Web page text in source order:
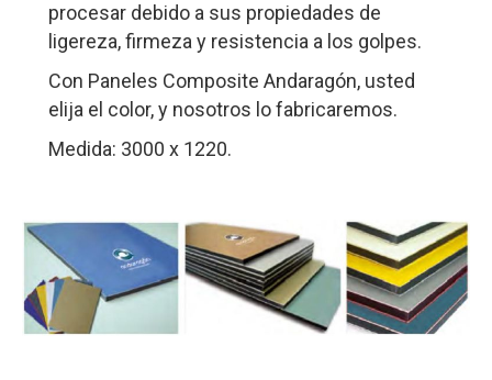
procesar debido a sus propiedades de
ligereza, firmeza y resistencia a los golpes.
Con Paneles Composite Andaragón, usted
elija el color, y nosotros lo fabricaremos.
Medida: 3000 x 1220.